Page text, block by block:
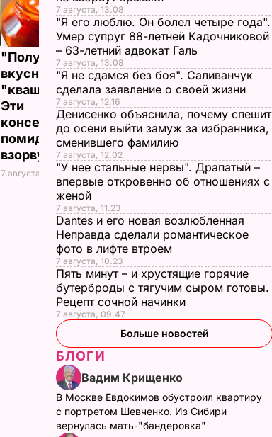
"Получаются очень
вкусными, с легкой
"квашеной" ноткой".
Эти
консервированные
помидоры точно не
взорвут крышки
7 августа, 13.08 БУЛЬВАР
"Я его люблю. Он
болел четыре года".
Умер супруг 88-
летней
Кадочниковой – 63-
летний адвокат Галь
7 августа, 13.08
"Я его люблю. Он болел четыре года".
Умер супруг 88-летней Кадочниковой
– 63-летний адвокат Галь
7 августа, 13.08
"Я не сдамся без боя". Саливанчук
сделала заявление о своей жизни
7 августа, 12.16
Денисенко объяснила, почему спешит
до осени выйти замуж за избранника,
сменившего фамилию
7 августа, 12.02
"У нее стальные нервы". Драпатый –
впервые откровенно об отношениях с
женой
7 августа, 11.23
Dantes и его новая возлюбленная
Неправда сделали романтическое
фото в лифте втроем
7 августа, 10.23
Пять минут – и хрустящие горячие
бутерброды с тягучим сыром готовы.
Рецепт сочной начинки
7 августа, 09.47
Больше новостей
БЛОГИ
Вадим Крищенко
В Москве Евдокимов обустроил квартиру
с портретом Шевченко. Из Сибири
вернулась мать-"бандеровка"